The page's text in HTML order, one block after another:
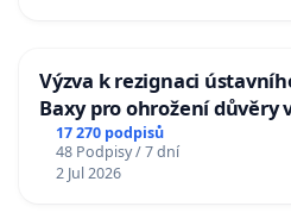
Výzva k rezignaci
Baxy pro ohrožení důvěry
17 270 podpisů
48 Podpisy / 7 dní
2 Jul 2026